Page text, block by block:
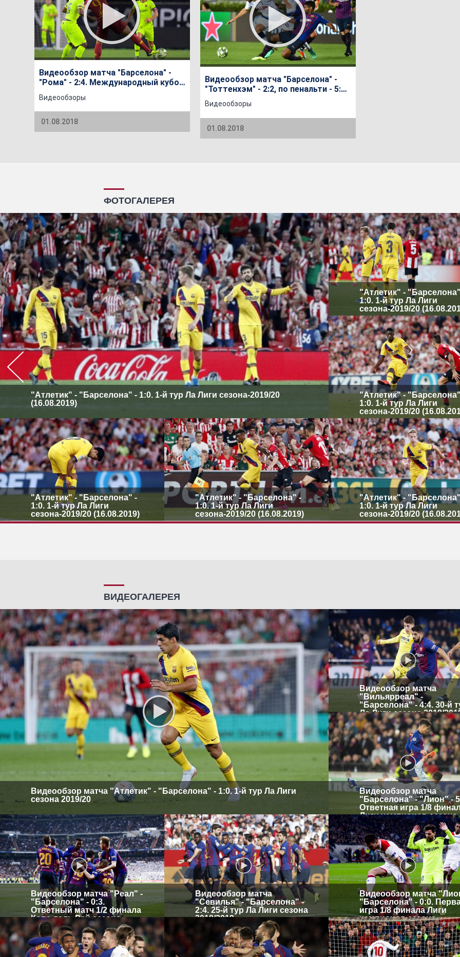
Видеообзор матча "Барселона" -
"Рома" - 2:4. Международный кубок
чемпионов 2018-го года
Видеообзоры
01.08.2018
Видеообзор матча "Барселона" -
"Тоттенхэм" - 2:2, по пенальти - 5:3.
Международный кубок чемпионов
2018-го года
Видеообзоры
01.08.2018
ФОТОГАЛЕРЕЯ
"Атлетик" - "Барселона" - 1:0. 1-й тур Ла Лиги сезона-2019/20
(16.08.2019)
"Атлетик" -
1:0. 1-й тур Ла Лиги
сезона-2019/20
"Атлетик" -
1:0. 1-й тур Ла Лиги
сезона-2019/20
"Атлетик" - "Барселона" -
1:0. 1-й тур Ла Лиги
сезона-2019/20 (16.08.2019)
"Атлетик" - "Барселона" -
1:0. 1-й тур Ла Лиги
сезона-2019/20 (16.08.2019)
"Атлетик" -
1:0. 1-й тур Ла Лиги
сезона-2019/20
ВИДЕОГАЛЕРЕЯ
Видеообзор матча "Атлетик" - "Барселона" - 1:0. 1-й тур Ла Лиги
сезона 2019/20
Видеообзор матча
"Вильярреал" -
"Барселона" - 4:4. 30-й
Ла Лиги сезона 2018/
Видеообзор матча
"Барселона" - "Лион" -
Ответная игра 1/8
Лиги чемпионов сезона
2018/2019
Видеообзор матча "Реал" -
"Барселона" - 0:3.
Ответный матч 1/2 финала
Копа дель Рей сезона
2018/2019
Видеообзор матча
"Севилья" - "Барселона" -
2:4. 25-й тур Ла Лиги сезона
2018/2019
Видеообзор матча
"Барселона" - 0:0.
игра 1/8 финала Лиги
чемпионов сезона
2018/2019